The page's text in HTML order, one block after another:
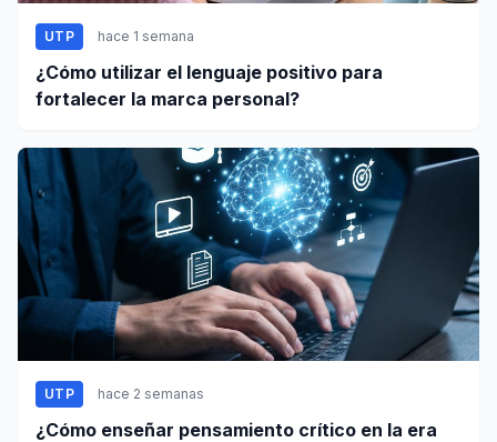
UTP hace 1 semana
¿Cómo utilizar el lenguaje positivo para
fortalecer la marca personal?
UTP hace 2 semanas
¿Cómo enseñar pensamiento crítico en la era